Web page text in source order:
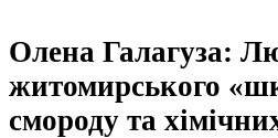
Олена Галагуза:
житомирського
смороду та